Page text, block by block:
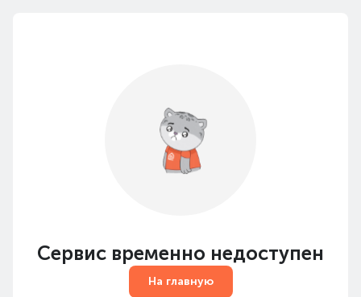
Сервис временно недоступен
На главную